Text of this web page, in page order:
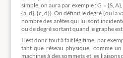
simple, on aura par exemple : G = {S, A},
{a, d}, {c, d}}. On définit le degré (ou la
nombre des arêtes qui lui sont
ou de degré sortant quand le graphe
Il est donc tout à fait légitime, par
tant que réseau physique, comme
machines à des sommets et les